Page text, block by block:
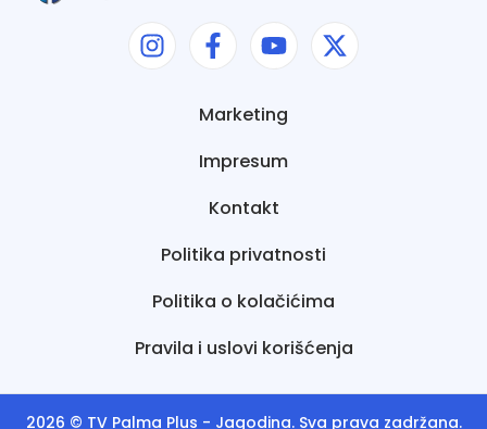
Marketing
Impresum
Kontakt
Politika privatnosti
Politika o kolačićima
Pravila i uslovi korišćenja
2026 © TV Palma Plus - Jagodina. Sva prava zadržana.